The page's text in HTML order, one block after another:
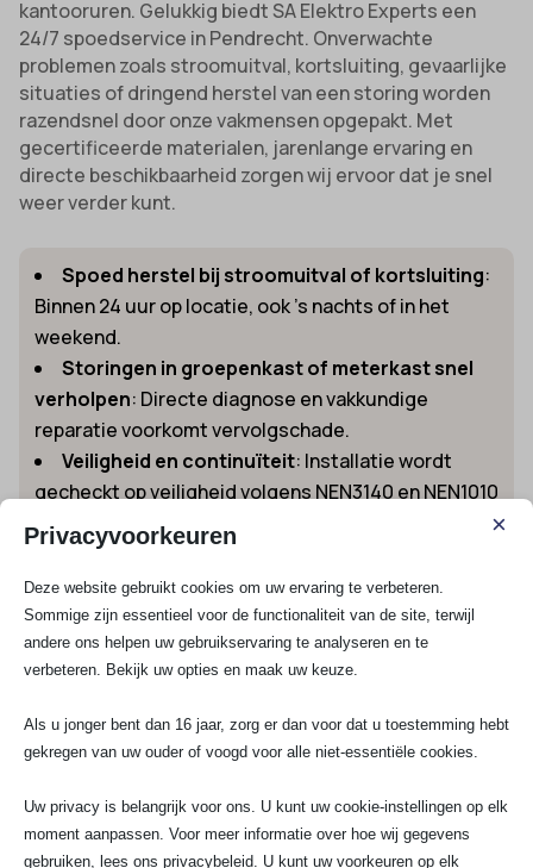
kantooruren. Gelukkig biedt SA Elektro Experts een
24/7 spoedservice in Pendrecht. Onverwachte
problemen zoals stroomuitval, kortsluiting, gevaarlijke
situaties of dringend herstel van een storing worden
razendsnel door onze vakmensen opgepakt. Met
gecertificeerde materialen, jarenlange ervaring en
directe beschikbaarheid zorgen wij ervoor dat je snel
weer verder kunt.
Spoed herstel bij stroomuitval of kortsluiting:
Binnen 24 uur op locatie, ook ’s nachts of in het
weekend.
Storingen in groepenkast of meterkast snel
verholpen: Directe diagnose en vakkundige
reparatie voorkomt vervolgschade.
Veiligheid en continuïteit: Installatie wordt
gecheckt op veiligheid volgens NEN3140 en NEN1010
richtlijnen.
Advies bij elektraproblemen
en gericht op duurzame oplossingen voor de lange
termijn.
Wil je direct geholpen worden? Lees alles over onze
whatsapp naar 070-7503681. Ook kun je mailen naar
info@saelektroexperts.nl.
Waarom kiezen voor SA Elektro Experts uit
Pendrecht?
Wij onderscheiden ons als elektricien Pendrecht door
Privacyvoorkeuren ×
Deze website gebruikt cookies om uw ervaring te verbeteren.
Sommige zijn essentieel voor de functionaliteit van de site, terwijl
andere ons helpen uw gebruikservaring te analyseren en te
verbeteren. Bekijk uw opties en maak uw keuze.
Als u jonger bent dan 16 jaar, zorg er dan voor dat u toestemming hebt
gekregen van uw ouder of voogd voor alle niet-essentiële cookies.
Uw privacy is belangrijk voor ons. U kunt uw cookie-instellingen op elk
moment aanpassen. Voor meer informatie over hoe wij gegevens
gebruiken, lees ons privacybeleid. U kunt uw voorkeuren op elk